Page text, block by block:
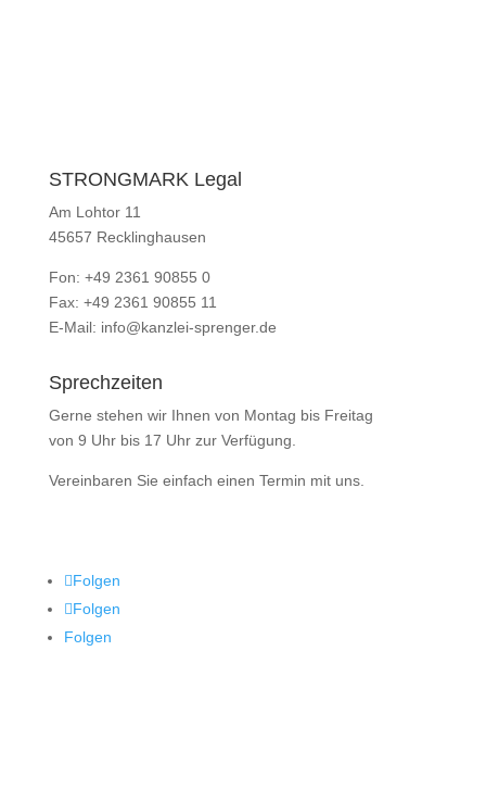
STRONGMARK Legal
Am Lohtor 11
45657 Recklinghausen
Fon: +49 2361 90855 0
Fax: +49 2361 90855 11
E-Mail: info@kanzlei-sprenger.de
Sprechzeiten
Gerne stehen wir Ihnen von Montag bis Freitag
von 9 Uhr bis 17 Uhr zur Verfügung.
Vereinbaren Sie einfach einen Termin mit uns.
Folgen
Folgen
Folgen